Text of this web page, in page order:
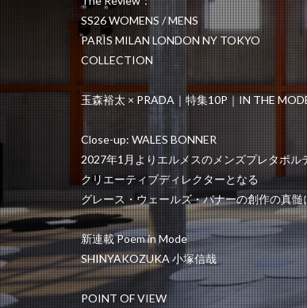
SS26 WOMENS / MENS
PARIS MILAN LONDON NY TOKYO
COLLECTION
玉森裕太 × PRADA｜特集10P｜IN THE
Close-up: WALES BONNER
2027年1月よりエルメスのメンズプレタポル
クリエーティブディレクターとなる
グレース・ウェールズ・バナーの創作の真髄
新連載 Poem in Mode
SHINYAKOZUKA 小塚信哉
POINT OF VIEW